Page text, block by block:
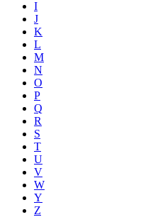
I
J
K
L
M
N
O
P
Q
R
S
T
U
V
W
Y
Z